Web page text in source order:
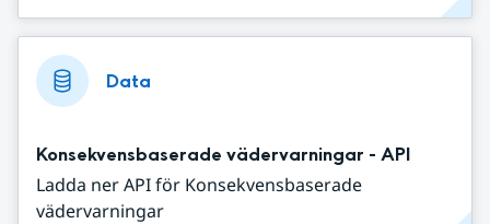
Data
Konsekvensbaserade vädervarningar - API
Ladda ner API för Konsekvensbaserade
vädervarningar